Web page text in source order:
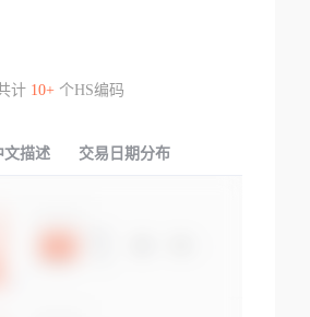
计 10+个HS编码
文描述 交易日期分布